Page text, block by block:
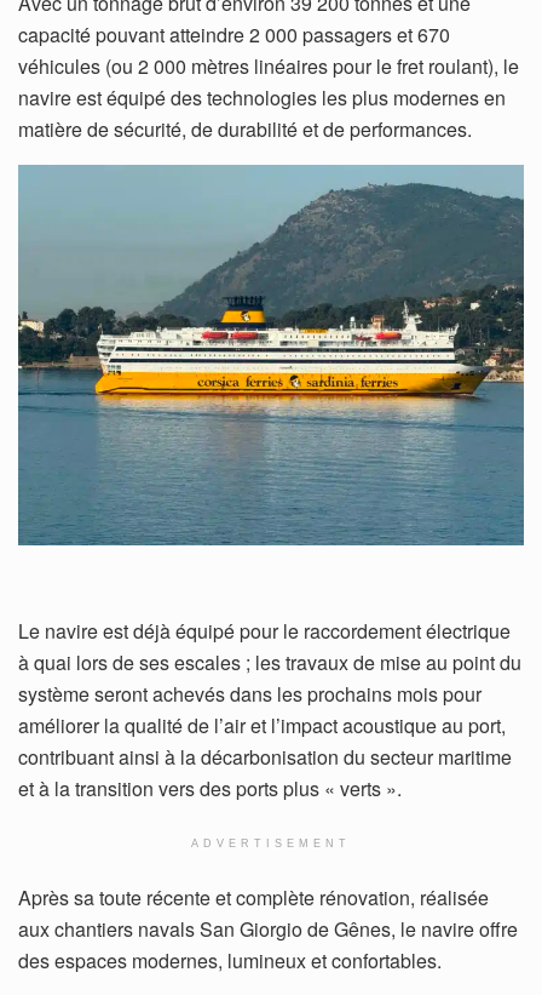
capacité pouvant atteindre 2 000 passagers et 670
véhicules (ou 2 000 mètres linéaires pour le fret roulant), le
navire est équipé des technologies les plus modernes en
matière de sécurité, de durabilité et de performances.
Le navire est déjà équipé pour le raccordement électrique
à quai lors de ses escales ; les travaux de mise au point du
système seront achevés dans les prochains mois pour
améliorer la qualité de l’air et l’impact acoustique au port,
contribuant ainsi à la décarbonisation du secteur maritime
et à la transition vers des ports plus « verts ».
ADVERTISEMENT
Après sa toute récente et complète rénovation, réalisée
aux chantiers navals San Giorgio de Gênes, le navire offre
des espaces modernes, lumineux et confortables.